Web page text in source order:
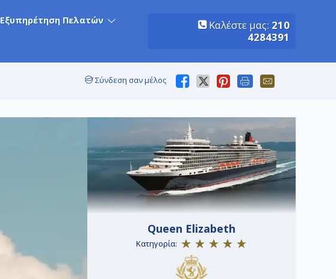
Εξυπηρέτηση Πελατών
Καλέστε μας: 210
4284391
Σύνδεση σαν μέλος
Queen Elizabeth
Κατηγορία: